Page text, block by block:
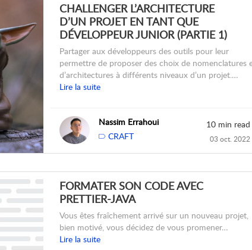
CHALLENGER L’ARCHITECTURE
D’UN PROJET EN TANT QUE
DÉVELOPPEUR JUNIOR (PARTIE 1)
Partager aux développeurs des outils pour leur
permettre de proposer des choix de nomenclatures
d’architectures à différents niveaux d’un projet.…
Lire la suite
Nassim Errahoui
CRAFT
10 min read
03 oct. 2022
FORMATER SON CODE AVEC
PRETTIER-JAVA
Vous êtes fraîchement arrivé sur un nouveau projet,
bien motivé, vous décidez de vous promener…
Lire la suite